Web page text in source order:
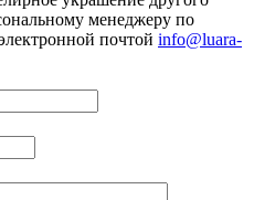
менеджеру по
почтой info@luara-